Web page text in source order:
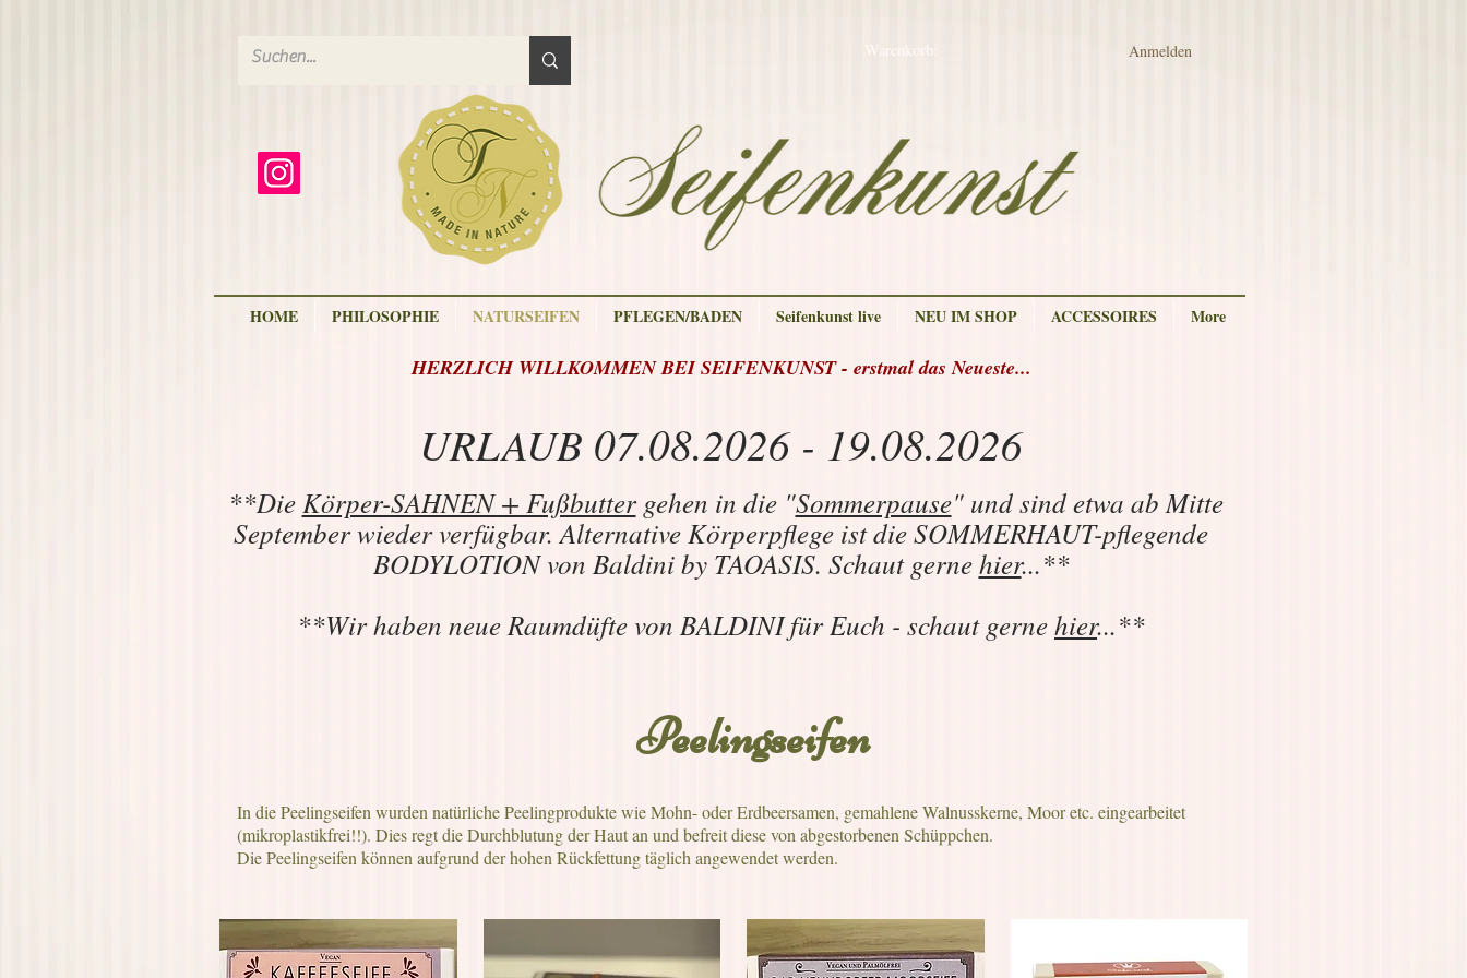
Warenkorb: Anmelden
HOME PHILOSOPHIE NATURSEIFEN PFLEGEN/BADEN Seifenkunst live NEU IM SHOP ACCESSOIRES More
HERZLICH WILLKOMMEN BEI SEIFENKUNST - erstmal das Neueste...
URLAUB 07.08.2026 - 19.08.2026
**DieKörper-SAHNEN + Fußbuttergehen in die "Sommerpause" und sind etwa ab Mitte
September wieder verfügbar. Alternative Körperpflege ist die SOMMERHAUT-pflegende
BODYLOTION von Baldini by TAOASIS. Schaut gernehier...**
**Wir haben neue Raumdüfte von BALDINI für Euch - schaut gernehier...**
Peelingseifen
In die Peelingseifen wurden natürliche Peelingprodukte wie Mohn- oder Erdbeersamen, gemahlene Walnusskerne, Moor etc. eingearbeitet
(mikroplastikfrei!!). Dies regt die Durchblutung der Haut an und befreit diese von abgestorbenen Schüppchen.
Die Peelingseifen können aufgrund der hohen Rückfettung täglich angewendet werden.